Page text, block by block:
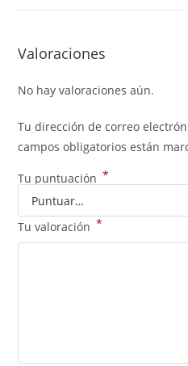
Valoraciones
No hay valoraciones aún.
Tu dirección de correo
campos obligatorios están
Tu puntuación *
Tu valoración *